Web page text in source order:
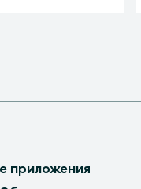
приложения